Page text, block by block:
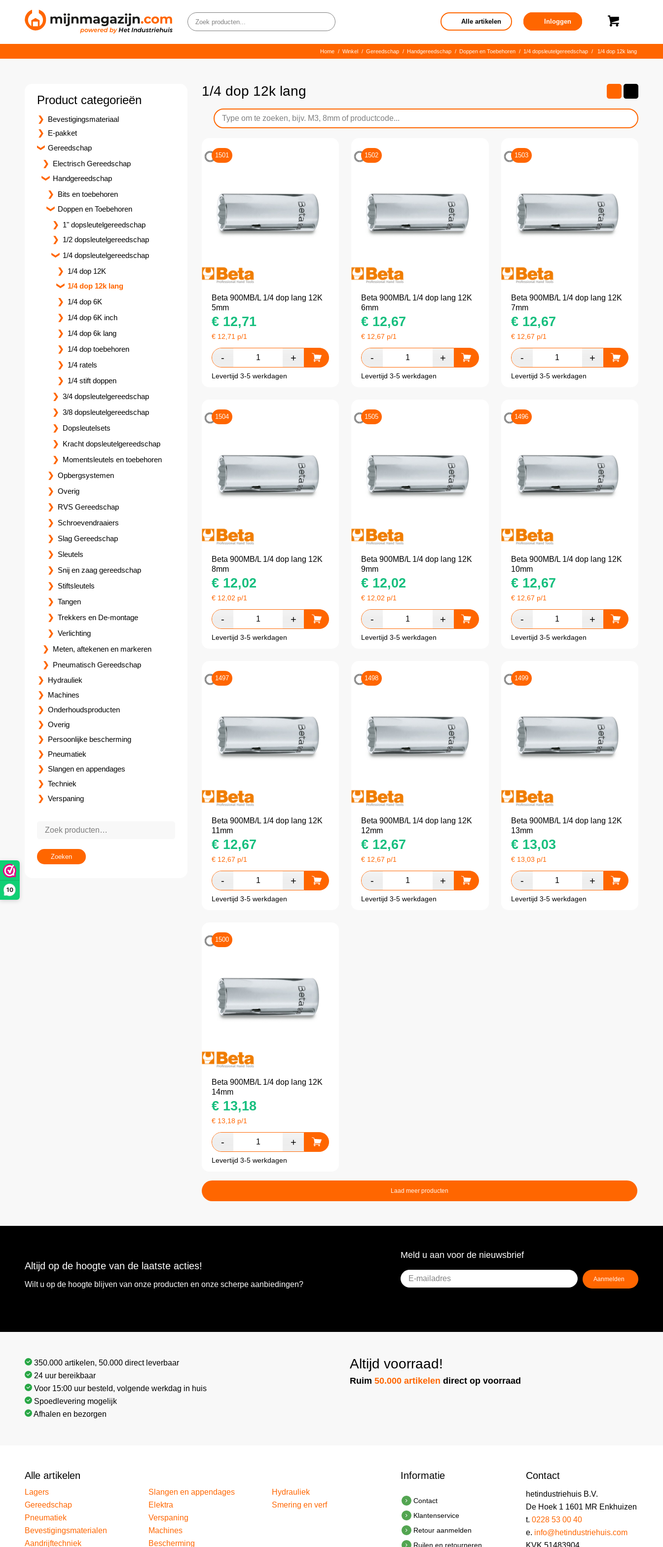
10
Alle artikelen Inloggen
Home / Winkel / Gereedschap / Handgereedschap / Doppen en Toebehoren / 1/4 dopsleutelgereedschap / 1/4 dop 12k lang
1/4 dop 12k lang
1501
Beta 900MB/L 1/4 dop lang 12K
5mm
€ 12,71
€ 12,71 p/1
Levertijd 3-5 werkdagen
1502
Beta 900MB/L 1/4 dop lang 12K
6mm
€ 12,67
€ 12,67 p/1
Levertijd 3-5 werkdagen
1503
Beta 900MB/L 1/4 dop lang 12K
7mm
€12,67
€ 12,67 p/1
Levertijd 3-5 werkdagen
1504
Beta 900MB/L 1/4 dop lang 12K
8mm
€ 12,02
€ 12,02 p/1
Levertijd 3-5 werkdagen
1505
Beta 900MB/L 1/4 dop lang 12K
9mm
€ 12,02
€ 12,02 p/1
Levertijd 3-5 werkdagen
1496
Beta 900MB/L 1/4 dop lang 12K
10mm
€12,67
€ 12,67 p/1
Levertijd 3-5 werkdagen
1497
Beta 900MB/L 1/4 dop lang 12K
11mm
€ 12,67
€ 12,67 p/1
Levertijd 3-5 werkdagen
1498
Beta 900MB/L 1/4 dop lang 12K
12mm
€ 12,67
€ 12,67 p/1
Levertijd 3-5 werkdagen
1499
Beta 900MB/L 1/4 dop lang 12K
13mm
€13,03
€ 13,03 p/1
Levertijd 3-5 werkdagen
1500
Beta 900MB/L 1/4 dop lang 12K
14mm
€ 13,18
€ 13,18 p/1
Levertijd 3-5 werkdagen
Laad meer producten
Product categorieën
Bevestigingsmateriaal
E-pakket
Gereedschap
Electrisch Gereedschap
Handgereedschap
Bits en toebehoren
Doppen en Toebehoren
1" dopsleutelgereedschap
1/2 dopsleutelgereedschap
1/4 dopsleutelgereedschap
1/4 dop 12K
1/4 dop 12k lang
1/4 dop 6K
1/4 dop 6K inch
1/4 dop 6k lang
1/4 dop toebehoren
1/4 ratels
1/4 stift doppen
3/4 dopsleutelgereedschap
3/8 dopsleutelgereedschap
Dopsleutelsets
Kracht dopsleutelgereedschap
Momentsleutels en toebehoren
Opbergsystemen
Overig
RVS Gereedschap
Schroevendraaiers
Slag Gereedschap
Sleutels
Snij en zaag gereedschap
Stiftsleutels
Tangen
Trekkers en De-montage
Verlichting
Meten, aftekenen en markeren
Pneumatisch Gereedschap
Hydrauliek
Machines
Onderhoudsproducten
Overig
Persoonlijke bescherming
Pneumatiek
Slangen en appendages
Techniek
Verspaning
Zoeken
Altijd op de hoogte van de laatste acties!
Wilt u op de hoogte blijven van onze producten en onze scherpe aanbiedingen?
Meld u aan voor de nieuwsbrief
E-
mailadres
350.000 artikelen, 50.000 direct leverbaar
24 uur bereikbaar
Voor 15:00 uur besteld, volgende werkdag in huis
Spoedlevering mogelijk
Afhalen en bezorgen
Altijd voorraad!
Ruim50.000 artikelen direct op voorraad
Alle artikelen
Lagers
Gereedschap
Pneumatiek
Bevestigingsmaterialen
Aandrijftechniek
Slangen en appendages
Elektra
Verspaning
Machines
Bescherming
Hydrauliek
Smering en verf
Informatie
Contact
Klantenservice
Retour aanmelden
Ruilen en retourneren
Contact
hetindustriehuis B.V.
De Hoek 1 1601 MR Enkhuizen
t. 0228 53 00 40
e. info@hetindustriehuis.com
KVK 51483904